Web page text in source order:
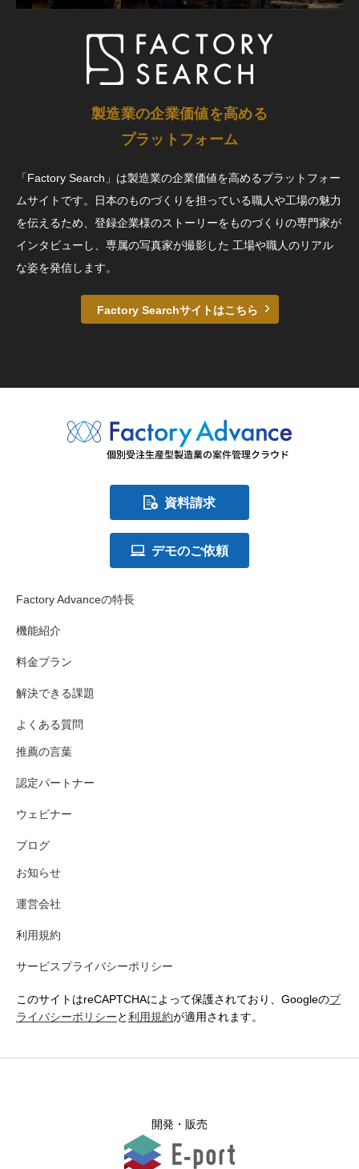
製造業の企業価値を高める
プラットフォーム
「Factory Search」は製造業の企業価値を高めるプラットフォー
ムサイトです。日本のものづくりを担っている職人や工場の魅力
を伝えるため、登録企業様のストーリーをものづくりの専門家が
インタビューし、専属の写真家が撮影した 工場や職人のリアル
な姿を発信します。
Factory Searchサイトはこちら
資料請求
デモのご依頼
Factory Advanceの特長
機能紹介
料金プラン
解決できる課題
よくある質問
推薦の言葉
認定パートナー
ウェビナー
ブログ
お知らせ
運営会社
利用規約
サービスプライバシーポリシー
このサイトはreCAPTCHAによって保護されており、Googleのプ
ライバシーポリシーと利用規約が適用されます。
開発・販売